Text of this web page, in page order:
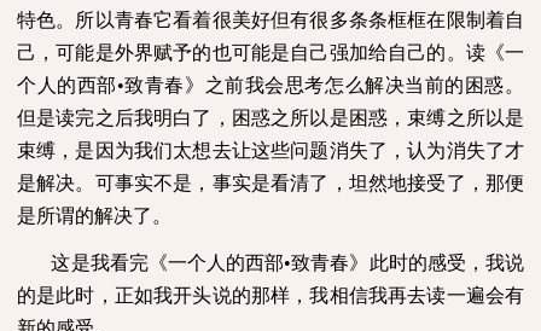
特色。所以青春它看着很美好但有很多条条框框在限制着自
己，可能是外界赋予的也可能是自己强加给自己的。读《一
个人的西部•致青春》之前我会思考怎么解决当前的困惑。
但是读完之后我明白了，困惑之所以是困惑，束缚之所以是
束缚，是因为我们太想去让这些问题消失了，认为消失了才
是解决。可事实不是，事实是看清了，坦然地接受了，那便
是所谓的解决了。
这是我看完《一个人的西部•致青春》此时的感受，我说
的是此时，正如我开头说的那样，我相信我再去读一遍会有